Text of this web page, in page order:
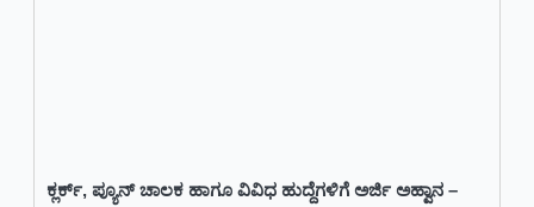
ಕ್ಲರ್ಕ್, ಪ್ಯೂನ್ ಚಾಲಕ ಹಾಗೂ ವಿವಿಧ ಹುದ್ದೆಗಳಿಗೆ ಅರ್ಜಿ ಅಹ್ವಾನ –